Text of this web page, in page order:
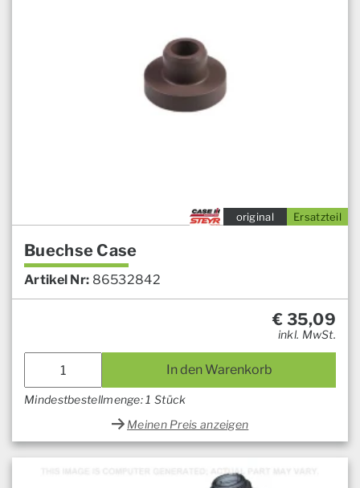
Ersatzteil
original
Buechse Case
Artikel Nr: 86532842
€ 35,09
inkl. MwSt.
In den Warenkorb
Mindestbestellmenge: 1 Stück
Meinen Preis anzeigen